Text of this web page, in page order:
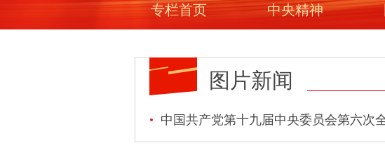
专栏首页 中央精神
图片新闻
中国共产党第十九届中央委员会第六次